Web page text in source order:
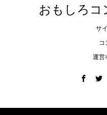
おもしろコ
サ
コ
運営